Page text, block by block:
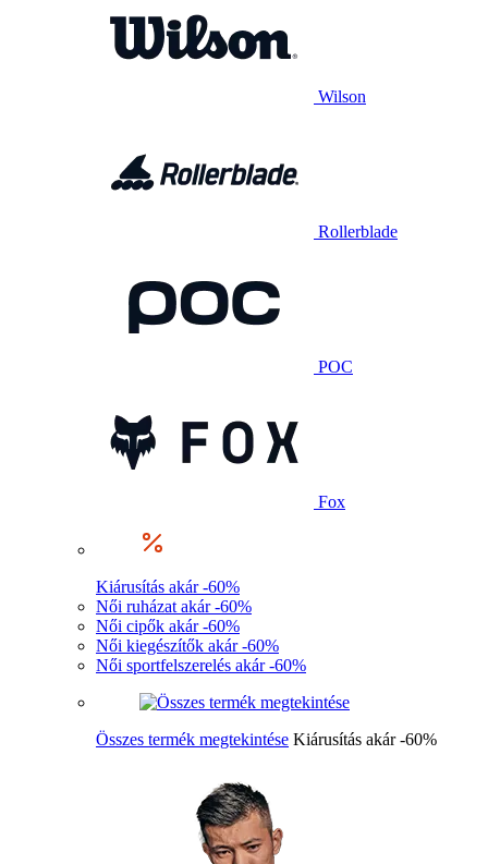
Wilson
Rollerblade
POC
Fox
Kiárusítás akár -60%
Női ruházat akár -60%
Női cipők akár -60%
Női kiegészítők akár -60%
Női sportfelszerelés akár -60%
Összes termék megtekintése Kiárusítás akár -60%